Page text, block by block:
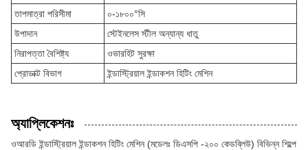
তাপমাত্রা পরিসীমা
০-১৮০০°সি
উপাদান
স্টেইনলেস স্টীল অন্যান্য ধাতু
নিরাপত্তা বৈশিষ্ট্য
ওভারহিট সুরক্ষা
প্রোডাক্ট বিভাগ
ইন্ডাস্ট্রিয়াল ইন্ডাকশন হিটিং মেশিন
অ্যাপ্লিকেশনঃ
ওআরডি ইন্ডাস্ট্রিয়াল ইন্ডাকশন হিটিং মেশিন (মডেলঃ ডিএসপি -২০০ কেডব্লিউ) বিভিন্ন শিল্পে